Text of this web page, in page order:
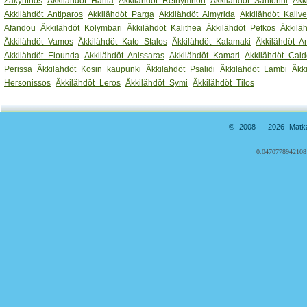
Äkkilähdöt Antiparos Äkkilähdöt Parga Äkkilähdöt Almyrida Äkkilähdöt
Afandou Äkkilähdöt Kolymbari Äkkilähdöt Kalithea Äkkilähdöt Pefkos
Äkkilähdöt Vamos Äkkilähdöt Kato Stalos Äkkilähdöt Kalamaki Äkkilähdöt
Äkkilähdöt Elounda Äkkilähdöt Anissaras Äkkilähdöt Kamari Äkkilähdöt
Perissa Äkkilähdöt Kosin kaupunki Äkkilähdöt Psalidi Äkkilähdöt Lambi
Hersonissos Äkkilähdöt Leros Äkkilähdöt Symi Äkkilähdöt Tilos
© 2008 - 2026